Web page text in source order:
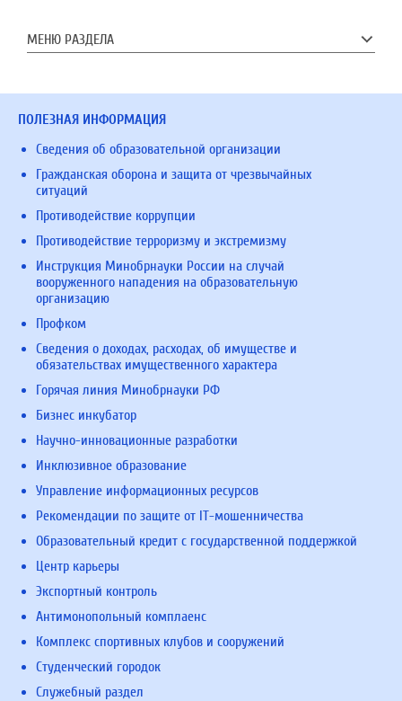
МЕНЮ РАЗДЕЛА
ПОЛЕЗНАЯ ИНФОРМАЦИЯ
Сведения об образовательной организации
Гражданская оборона и защита от чрезвычайных
ситуаций
Противодействие коррупции
Противодействие терроризму и экстремизму
Инструкция Минобрнауки России на случай
вооруженного нападения на образовательную
организацию
Профком
Сведения о доходах, расходах, об имуществе и
обязательствах имущественного характера
Горячая линия Минобрнауки РФ
Бизнес инкубатор
Научно-инновационные разработки
Инклюзивное образование
Управление информационных ресурсов
Рекомендации по защите от IT-мошенничества
Образовательный кредит с государственной поддержкой
Центр карьеры
Экспортный контроль
Антимонопольный комплаенс
Комплекс спортивных клубов и сооружений
Студенческий городок
Служебный раздел